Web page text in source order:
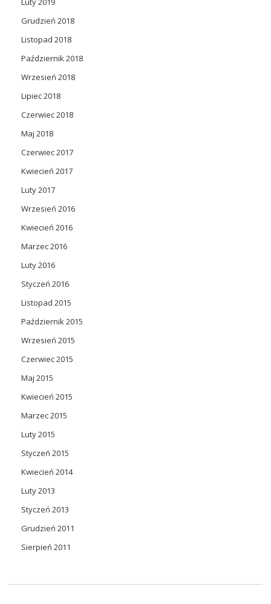
Grudzień 2018
Listopad 2018
Październik 2018
Wrzesień 2018
Lipiec 2018
Czerwiec 2018
Maj 2018
Czerwiec 2017
Kwiecień 2017
Luty 2017
Wrzesień 2016
Kwiecień 2016
Marzec 2016
Luty 2016
Styczeń 2016
Listopad 2015
Październik 2015
Wrzesień 2015
Czerwiec 2015
Maj 2015
Kwiecień 2015
Marzec 2015
Luty 2015
Styczeń 2015
Kwiecień 2014
Luty 2013
Styczeń 2013
Grudzień 2011
Sierpień 2011